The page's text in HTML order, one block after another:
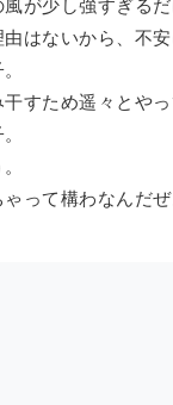
が少し強すぎるだ
はないから、不安
すため遥々とやっ
って構わなんだぜ